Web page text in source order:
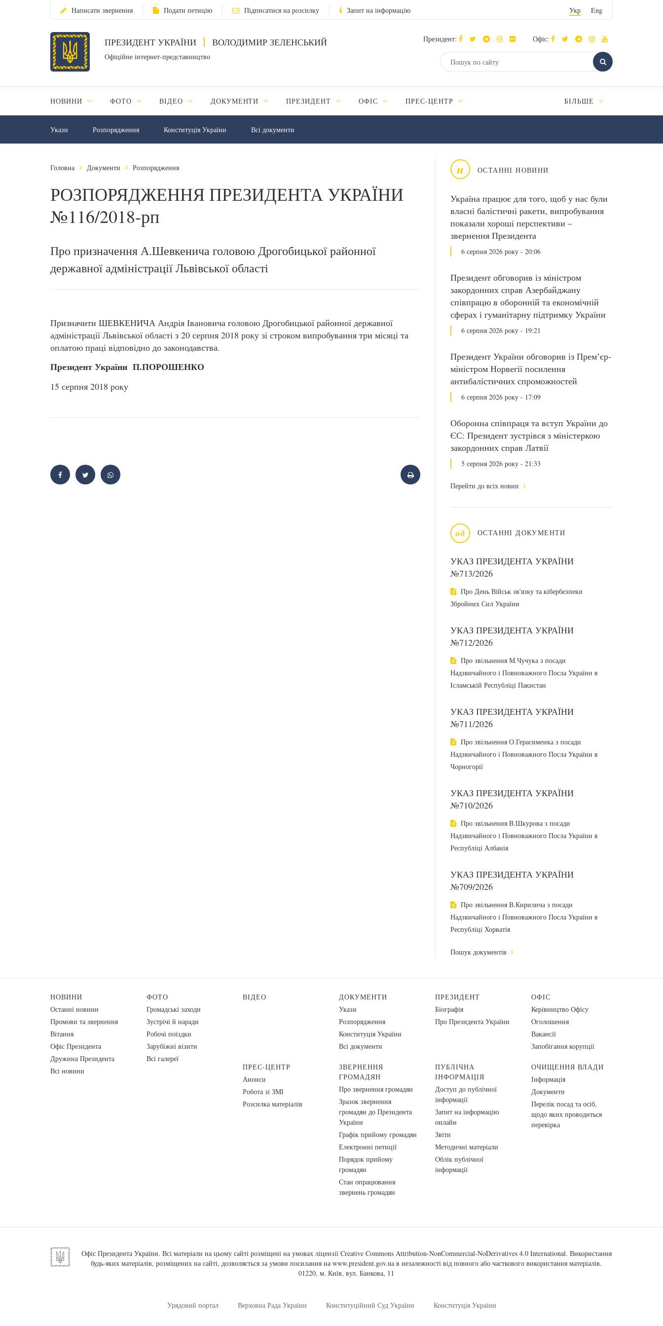
Написати звернення Подати петицію Підписатися на розсилку Запит на інформацію Укр Eng
ПРЕЗИДЕНТ УКРАЇНИ ВОЛОДИМИР ЗЕЛЕНСЬКИЙ
Офіційне інтернет-представництво
Президент: Офіс:
НОВИНИ ФОТО ВІДЕО ДОКУМЕНТИ ПРЕЗИДЕНТ ОФІС ПРЕС-ЦЕНТР БІЛЬШЕ
Укази Розпорядження Конституція України Всі документи
н ОСТАННІ НОВИНИ
Україна працює для того, щоб у нас були
власні балістичні ракети, випробування
показали хороші перспективи –
звернення Президента
6 серпня 2026 року - 20:06
Президент обговорив із міністром
закордонних справ Азербайджану
співпрацю в оборонній та економічній
сферах і гуманітарну підтримку України
6 серпня 2026 року - 19:21
Президент України обговорив із Прем’єр-
міністром Норвегії посилення
антибалістичних спроможностей
6 серпня 2026 року - 17:09
Оборонна співпраця та вступ України до
ЄС: Президент зустрівся з міністеркою
закордонних справ Латвії
5 серпня 2026 року - 21:33
Перейти до всіх новин
од ОСТАННІ ДОКУМЕНТИ
УКАЗ ПРЕЗИДЕНТА УКРАЇНИ
№713/2026
Про День Військ зв'язку та кібербезпеки
Збройних Сил України
УКАЗ ПРЕЗИДЕНТА УКРАЇНИ
№712/2026
Про звільнення М.Чучука з посади
Надзвичайного і Повноважного Посла України в
Ісламській Республіці Пакистан
УКАЗ ПРЕЗИДЕНТА УКРАЇНИ
№711/2026
Про звільнення О.Герасименка з посади
Надзвичайного і Повноважного Посла України в
Чорногорії
УКАЗ ПРЕЗИДЕНТА УКРАЇНИ
№710/2026
Про звільнення В.Шкурова з посади
Надзвичайного і Повноважного Посла України в
Республіці Албанія
УКАЗ ПРЕЗИДЕНТА УКРАЇНИ
№709/2026
Про звільнення В.Кирилича з посади
Надзвичайного і Повноважного Посла України в
Республіці Хорватія
Пошук документів
Головна Документи Розпорядження
РОЗПОРЯДЖЕННЯ ПРЕЗИДЕНТА УКРАЇНИ
№116/2018-рп
Про призначення А.Шевкенича головою Дрогобицької районної
державної адміністрації Львівської області
Призначити ШЕВКЕНИЧА Андрія Івановича головою Дрогобицької районної державної
адміністрації Львівської області з 20 серпня 2018 року зі строком випробування три місяці та
оплатою праці відповідно до законодавства.
Президент України П.ПОРОШЕНКО
15 серпня 2018 року
НОВИНИ
Останні новини
Промови та звернення
Вiтання
Офіс Президента
Дружина Президента
Всі новини
ФОТО
Громадські заходи
Зустрічі й наради
Робочі поїздки
Зарубіжні візити
Всі галереї
ВІДЕО
ДОКУМЕНТИ
Укази
Розпорядження
Конституція України
Всі документи
ПРЕЗИДЕНТ
Біографія
Про Президента України
ОФІС
Керівництво Офісу
Оголошення
Вакансії
Запобігання корупції
ПРЕС-ЦЕНТР
Анонси
Робота зі ЗМІ
Розсилка матеріалів
ЗВЕРНЕННЯ
ГРОМАДЯН
Про звернення громадян
Зразок звернення
громадян до Президента
України
Графік прийому громадян
Електронні петиції
Порядок прийому
громадян
Стан опрацювання
звернень громадян
ПУБЛІЧНА
ІНФОРМАЦІЯ
Доступ до публічної
інформації
Запит на інформацію
онлайн
Звіти
Методичні матеріали
Облік публічної
інформації
ОЧИЩЕННЯ ВЛАДИ
Інформація
Документи
Перелік посад та осіб,
щодо яких проводиться
перевірка
Офіс Президента України. Всі матеріали на цьому сайті розміщені на умовах ліцензії Creative Commons Attribution-NonCommercial-NoDerivatives 4.0 International. Використання
будь-яких матеріалів, розміщених на сайті, дозволяється за умови посилання на www.president.gov.ua в незалежності від повного або часткового використання матеріалів.
01220, м. Київ, вул. Банкова, 11
Урядовий портал Верховна Рада України Конституційний Суд України Конституція України